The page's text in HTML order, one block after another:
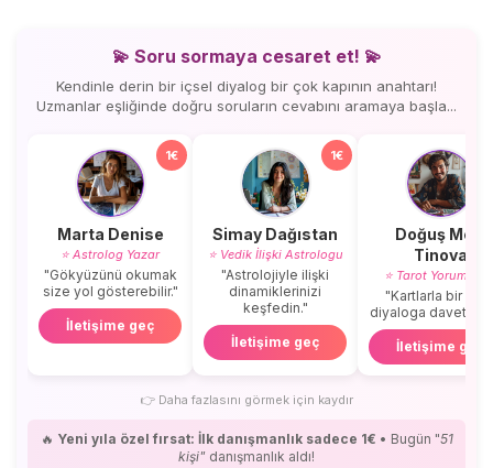
💫 Soru sormaya cesaret et! 💫
Kendinle derin bir içsel diyalog bir çok kapının anahtarı!
Uzmanlar eşliğinde doğru soruların cevabını aramaya başla...
1€
Marta Denise
⭐ Astrolog Yazar
"Gökyüzünü okumak
size yol gösterebilir."
İletişime geç
1€
Simay Dağıstan
⭐ Vedik İlişki Astrologu
"Astrolojiyle ilişki
dinamiklerinizi
keşfedin."
İletişime geç
Doğuş Mert
Tinova
⭐ Tarot
"Kartlarla bir
diyaloga
İletişime geç
👉Daha fazlasını görmek için kaydır
🔥 Yeni yıla özel fırsat: İlk danışmanlık sadece 1€ • Bugün "51
kişi" danışmanlık aldı!